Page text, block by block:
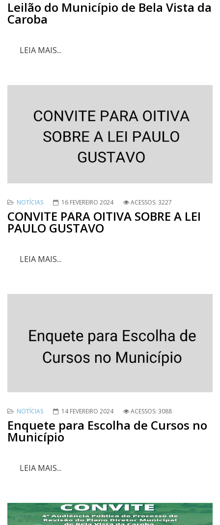
Leilão do Município de Bela Vista da
Caroba
LEIA MAIS...
NOTÍCIAS 16 FEVEREIRO 2024 ACESSOS: 3227
CONVITE PARA OITIVA SOBRE A LEI
PAULO GUSTAVO
LEIA MAIS...
NOTÍCIAS 14 FEVEREIRO 2024 ACESSOS: 3088
Enquete para Escolha de Cursos no
Município
LEIA MAIS...